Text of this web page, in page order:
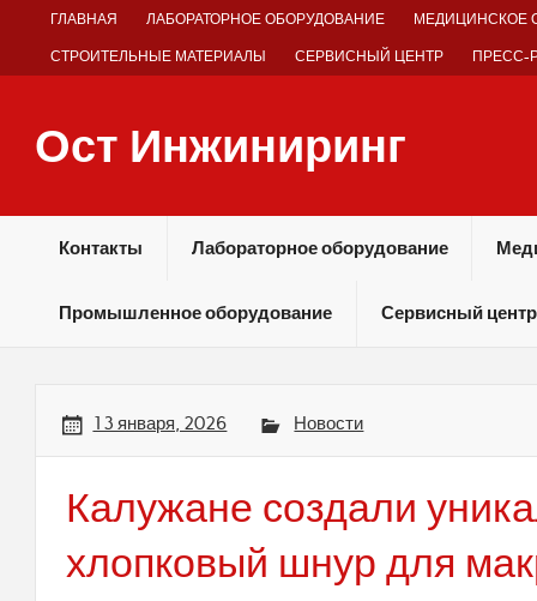
ГЛАВНАЯ ЛАБОРАТОРНОЕ ОБОРУДОВАНИЕ МЕДИЦИНСКОЕ
СТРОИТЕЛЬНЫЕ МАТЕРИАЛЫ СЕРВИСНЫЙ ЦЕНТР ПРЕСС-
Ост Инжиниринг
Контакты Лабораторное оборудование
Промышленное оборудование Сервисный центр
13 января, 2026 Новости
Калужане создали
хлопковый шнур для